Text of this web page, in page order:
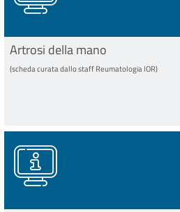
Artrosi della mano
(scheda curata dallo staff Reumatologia IOR)